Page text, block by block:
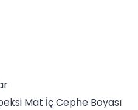
Mat İç Cephe Boyası